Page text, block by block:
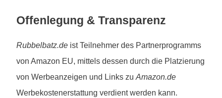
Offenlegung & Transparenz
Rubbelbatz.de ist Teilnehmer des Partnerprogramms
von Amazon EU, mittels dessen durch die Platzierung
von Werbeanzeigen und Links zuAmazon.de
Werbekostenerstattung verdient werden kann.